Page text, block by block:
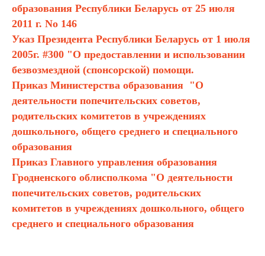
образования Республики Беларусь от 25 июля
2011 г. No 146
Указ Президента Республики Беларусь от 1 июля
2005г. #300 "О предоставлении и использовании
безвозмездной (спонсорской) помощи.
Приказ Министерства образования "О
деятельности попечительских советов,
родительских комитетов в учреждениях
дошкольного, общего среднего и специального
образования
Приказ Главного управления образования
Гродненского облисполкома "О деятельности
попечительских советов, родительских
комитетов в учреждениях дошкольного, общего
среднего и специального образования